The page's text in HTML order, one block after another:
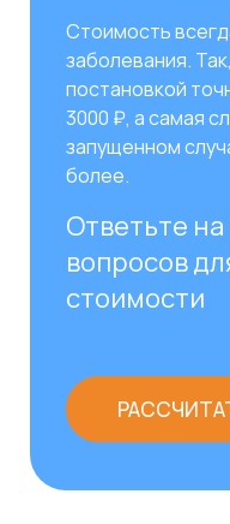
Стоимость
заболевания.
постановкой
3000 ₽, а самая
запущенном
более.
Ответьте
вопросов
стоимости